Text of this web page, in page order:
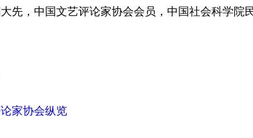
大先，中国文艺评论家协会会员，中国社会科学院
家协会纵览